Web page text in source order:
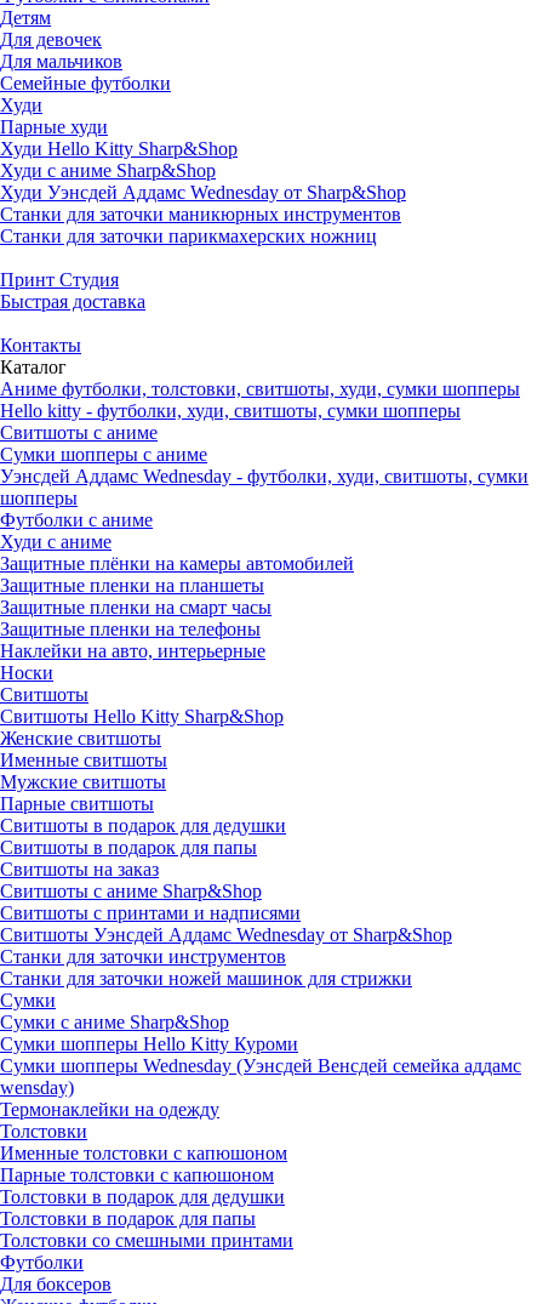
Детям
Для девочек
Для мальчиков
Семейные футболки
Худи
Парные худи
Худи Hello Kitty Sharp&Shop
Худи с аниме Sharp&Shop
Худи Уэнсдей Аддамс Wednesday от Sharp&Shop
Станки для заточки маникюрных инструментов
Станки для заточки парикмахерских ножниц
Принт Студия
Быстрая доставка
Контакты
Каталог
Аниме футболки, толстовки, свитшоты, худи, сумки шопперы
Hello kitty - футболки, худи, свитшоты, сумки шопперы
Свитшоты с аниме
Сумки шопперы с аниме
Уэнсдей Аддамс Wednesday - футболки, худи, свитшоты, сумки
шопперы
Футболки с аниме
Худи с аниме
Защитные плёнки на камеры автомобилей
Защитные пленки на планшеты
Защитные пленки на смарт часы
Защитные пленки на телефоны
Наклейки на авто, интерьерные
Носки
Свитшоты
Cвитшоты Hello Kitty Sharp&Shop
Женские свитшоты
Именные свитшоты
Мужские свитшоты
Парные свитшоты
Свитшоты в подарок для дедушки
Свитшоты в подарок для папы
Свитшоты на заказ
Свитшоты с аниме Sharp&Shop
Свитшоты с принтами и надписями
Свитшоты Уэнсдей Аддамс Wednesday от Sharp&Shop
Станки для заточки инструментов
Станки для заточки ножей машинок для стрижки
Сумки
Сумки с аниме Sharp&Shop
Сумки шопперы Hello Kitty Куроми
Сумки шопперы Wednesday (Уэнсдей Венсдей семейка аддамс
wensday)
Термонаклейки на одежду
Толстовки
Именные толстовки с капюшоном
Парные толстовки с капюшоном
Толстовки в подарок для дедушки
Толстовки в подарок для папы
Толстовки со смешными принтами
Футболки
Для боксеров